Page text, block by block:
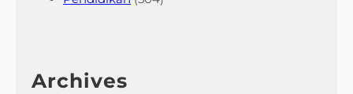
Archives